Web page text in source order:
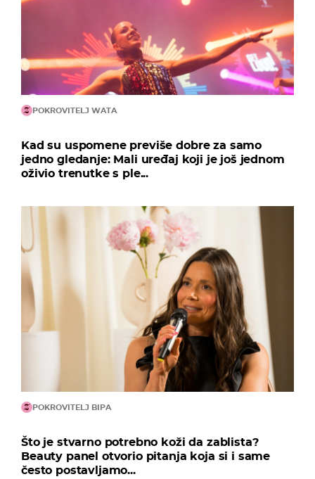
POKROVITELJ WATA
Kad su uspomene previše dobre za samo
jedno gledanje: Mali uređaj koji je još jednom
oživio trenutke s ple...
POKROVITELJ BIPA
Što je stvarno potrebno koži da zablista?
Beauty panel otvorio pitanja koja si i same
često postavljamo...